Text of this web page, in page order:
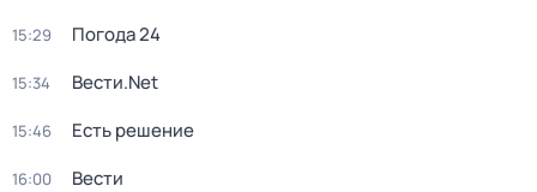
15:29 Погода 24
15:34 Вести.Net
15:46 Есть решение
16:00 Вести